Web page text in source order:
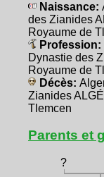
Naissance:
des Zianides
Royaume de
Profession:
Dynastie des
Royaume de
Décès:
Zianides
Tlemcen
Parents et
?